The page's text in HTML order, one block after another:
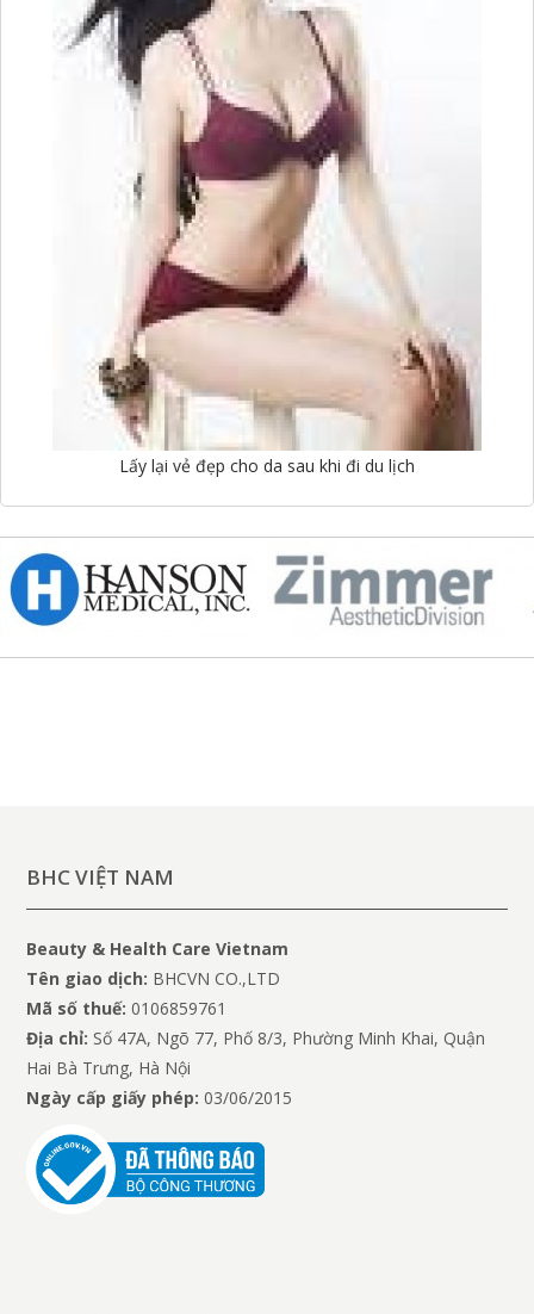
Lấy lại vẻ đẹp cho da sau khi đi du lịch
BHC VIỆT NAM
Beauty & Health Care Vietnam
Tên giao dịch: BHCVN CO.,LTD
Mã số thuế:0106859761
Địa chỉ: Số 47A, Ngõ 77, Phố 8/3, Phường Minh Khai, Quận
Hai Bà Trưng, Hà Nội
Ngày cấp giấy phép: 03/06/2015